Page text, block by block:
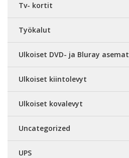
Tv- kortit
Työkalut
Ulkoiset DVD- ja Bluray asemat
Ulkoiset kiintolevyt
Ulkoiset kovalevyt
Uncategorized
UPS